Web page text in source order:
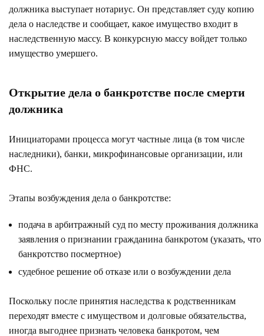
должника выступает нотариус. Он представляет суду копию
дела о наследстве и сообщает, какое имущество входит в
наследственную массу. В конкурсную массу войдет только
имущество умершего.
Открытие дела о банкротстве после смерти
должника
Инициаторами процесса могут частные лица (в том числе
наследники), банки, микрофинансовые организации, или
ФНС.
Этапы возбуждения дела о банкротстве:
подача в арбитражный суд по месту проживания должника
заявления о признании гражданина банкротом (указать, что
банкротство посмертное)
судебное решение об отказе или о возбуждении дела
Поскольку после принятия наследства к родственникам
переходят вместе с имуществом и долговые обязательства,
иногда выгоднее признать человека банкротом, чем